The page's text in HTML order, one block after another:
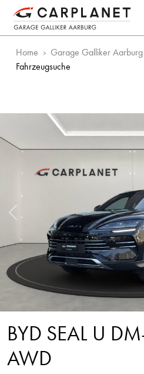
Home Garage Galliker Aarburg
Fahrzeugsuche
Vorheriges Bild
BYD SEAL U
AWD